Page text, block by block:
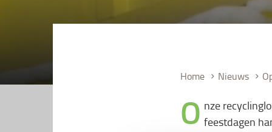
Home Nieuws
O nze
feestdagen